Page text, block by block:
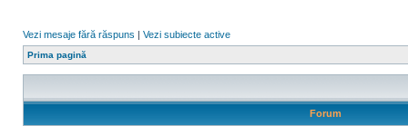
Vezi mesaje fără răspuns | Vezi subiecte active
Prima pagină
Forum